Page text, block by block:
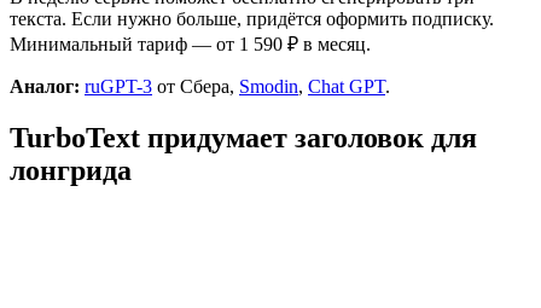
текста. Если нужно больше, придётся оформить подписку.
Минимальный тариф — от 1 590 ₽ в месяц.
Аналог: ruGPT-3 от Сбера, Smodin, Chat GPT.
TurboText придумает заголовок для
лонгрида